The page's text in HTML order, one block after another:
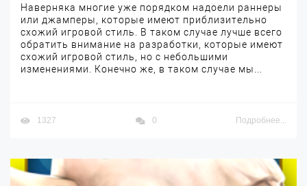
Наверняка многие уже порядком надоели раннеры
или джамперы, которые имеют приблизительно
схожий игровой стиль. В таком случае лучше всего
обратить внимание на разработки, которые имеют
схожий игровой стиль, но с небольшими
изменениями. Конечно же, в таком случае мы...
1327 0 Подробнее...